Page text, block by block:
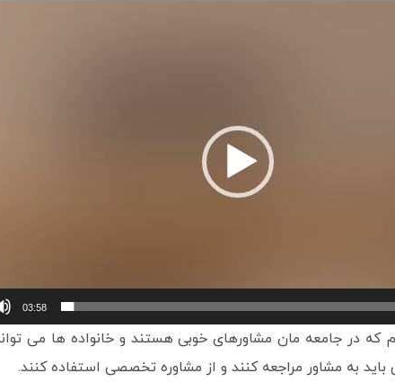
03:58
که در جامعه مان مشاورهای خوبی هستند و خانواده ها می
باید به مشاور مراجعه کنند و از مشاوره تخصصی استفاده کنند.